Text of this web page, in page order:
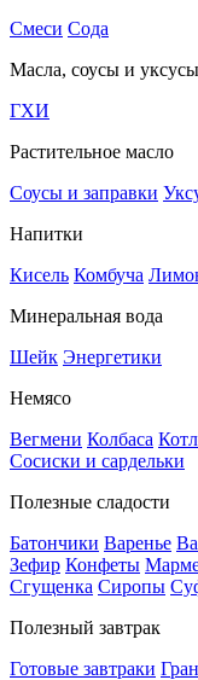
Смеси Сода
Масла, соусы и уксусы
ГХИ
Растительное масло
Соусы и заправки
Напитки
Кисель Комбуча
Минеральная вода
Шейк Энергетики
Немясо
Вегмени Колбаса
Сосиски и сардельки
Полезные сладости
Батончики Варенье
Зефир Конфеты
Сгущенка Сиропы
Полезный завтрак
Готовые завтраки